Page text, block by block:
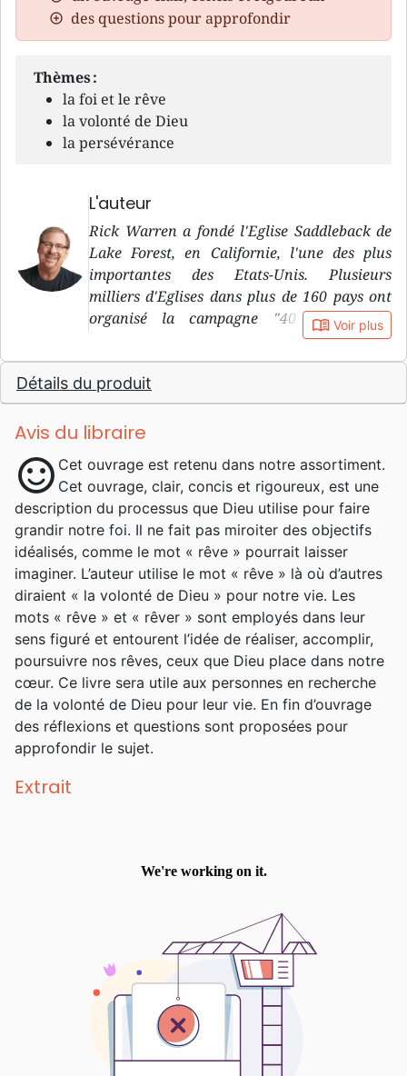
des questions pour approfondir
Thèmes :
la foi et le rêve
la volonté de Dieu
la persévérance
L'auteur
Rick Warren a fondé l'Eglise Saddleback de
Lake Forest, en Californie, l'une des plus
importantes des Etats-Unis. Plusieurs
milliers d'Eglises dans plus de 160 pays ont
organisé la campagne "40 jours pour
découvrir l'essentiel". Il a formé environ 350
000 pasteurs et responsables à travers le
monde.
book_open Voir plus
Détails du produit
Avis du libraire
sentiment_satisfied Cet ouvrage est retenu dans notre assortiment.
Cet ouvrage, clair, concis et rigoureux, est une
description du processus que Dieu utilise pour faire
grandir notre foi. Il ne fait pas miroiter des objectifs
idéalisés, comme le mot « rêve » pourrait laisser
imaginer. L’auteur utilise le mot « rêve » là où d’autres
diraient « la volonté de Dieu » pour notre vie. Les
mots « rêve » et « rêver » sont employés dans leur
sens figuré et entourent l’idée de réaliser, accomplir,
poursuivre nos rêves, ceux que Dieu place dans notre
cœur. Ce livre sera utile aux personnes en recherche
de la volonté de Dieu pour leur vie. En fin d’ouvrage
des réflexions et questions sont proposées pour
approfondir le sujet.
Extrait